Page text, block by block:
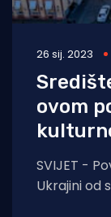
26 sij. 2023
ovom
SVIJET -
Ukrajini od